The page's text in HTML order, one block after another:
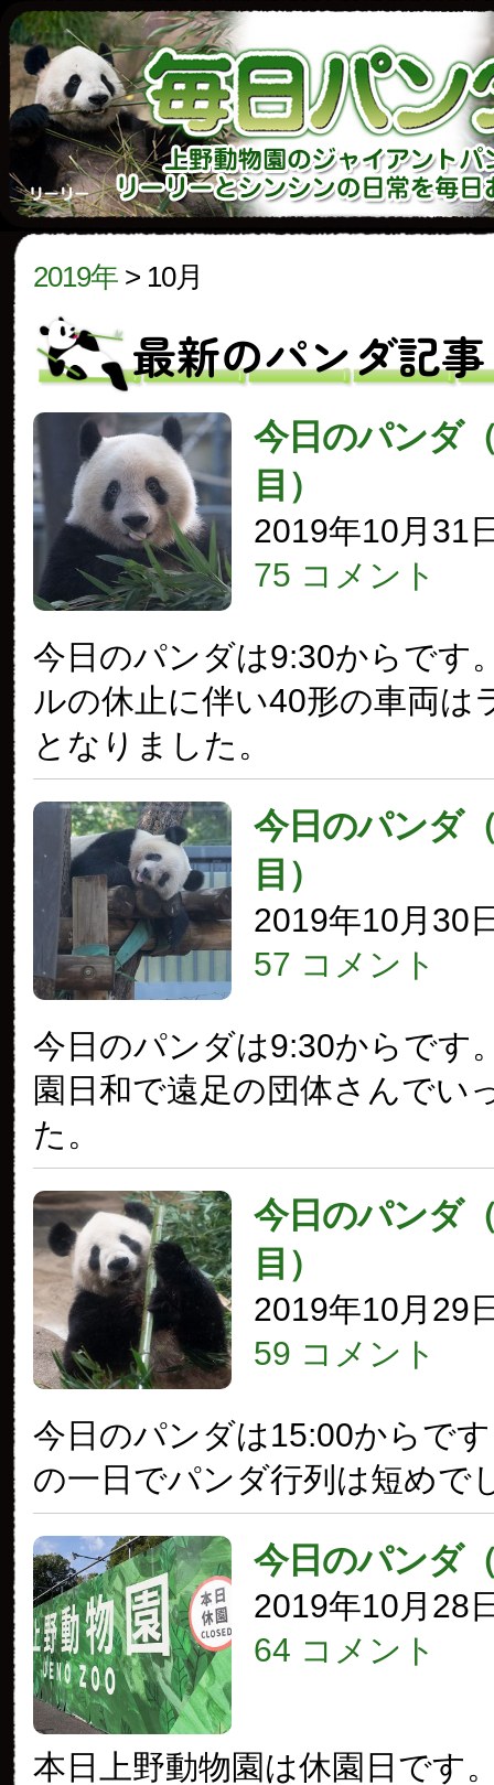
2019年 > 10月
最新のパンダ記事
今日のパンダ
目）
2019年10月31
75 コメント
今日のパンダは9:30からです
ルの休止に伴い40形の車両は
となりました。
今日のパンダ
目）
2019年10月30
57 コメント
今日のパンダは9:30からです
園日和で遠足の団体さんでい
た。
今日のパンダ
目）
2019年10月29
59 コメント
今日のパンダは15:00からで
の一日でパンダ行列は短めで
今日のパンダ
2019年10月28
64 コメント
本日上野動物園は休園日です